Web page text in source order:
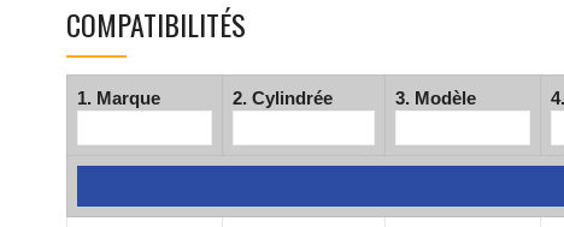
COMPATIBILITÉS
1. Marque 2. Cylindrée 3. Modèle